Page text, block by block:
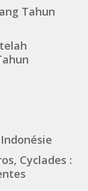
Tahun
Cyclades :